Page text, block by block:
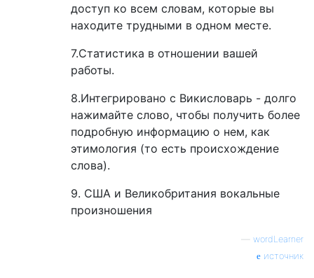
доступ ко всем словам, которые вы
находите трудными в одном месте.
7.Статистика в отношении вашей
работы.
8.Интегрировано с Викисловарь - долго
нажимайте слово, чтобы получить более
подробную информацию о нем, как
этимология (то есть происхождение
слова).
9. США и Великобритания вокальные
произношения
wordLearner
источник